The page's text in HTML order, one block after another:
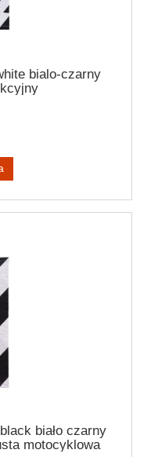
bialo-czarny
biało czarny
motocyklowa